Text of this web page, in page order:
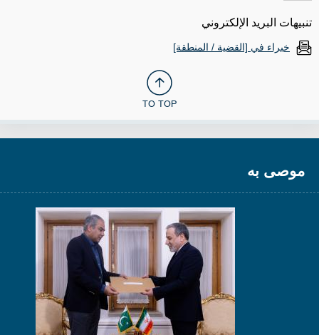
تنبيهات البريد الإلكتروني
خبراء في [القضية / المنطقة]
TO TOP
موصى به